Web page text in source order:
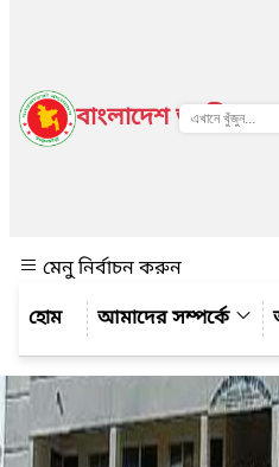
বাংলাদেশ জাতীয়
মেনু নির্বাচন করুন
আমাদের সম্পর্কে